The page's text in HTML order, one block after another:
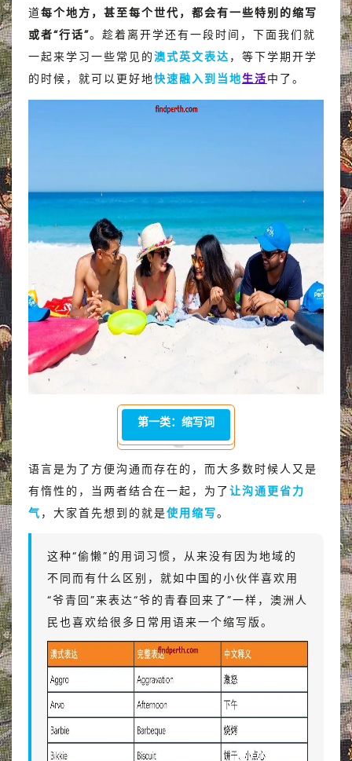
道每个地方，甚至每个世代，都会有一些特别的缩写
或者“行话”。趁着离开学还有一段时间，下面我们就
一起来学习一些常见的澳式英文表达，等下学期开学
的时候，就可以更好地快速融入到当地生活中了。
第一类：缩写词
语言是为了方便沟通而存在的，而大多数时候人又是
有惰性的，当两者结合在一起，为了让沟通更省力
气 ，大家首先想到的就是使用缩写。
这种“偷懒”的用词习惯，从来没有因为地域的
不同而有什么区别，就如中国的小伙伴喜欢用
“爷青回”来表达“爷的青春回来了”一样，澳洲人
民也喜欢给很多日常用语来一个缩写版。